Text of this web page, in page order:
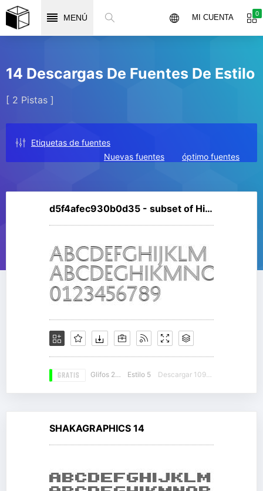
MENÚ 0
MI CUENTA
14 Descargas De Fuentes De Estilo
[ 2 Pistas ]
Etiquetas de fuentes
Nuevas fuentes
óptimo fuentes
d5f4afec930b0d35 - subset of History Pro 14
GRATIS Glifos 237 Estilo 5 Descargar 10941
SHAKAGRAPHICS 14